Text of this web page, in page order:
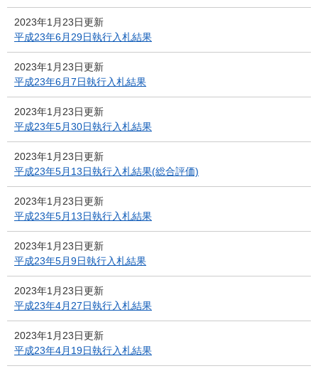
2023年1月23日更新
平成23年6月29日執行入札結果
2023年1月23日更新
平成23年6月7日執行入札結果
2023年1月23日更新
平成23年5月30日執行入札結果
2023年1月23日更新
平成23年5月13日執行入札結果(総合評価)
2023年1月23日更新
平成23年5月13日執行入札結果
2023年1月23日更新
平成23年5月9日執行入札結果
2023年1月23日更新
平成23年4月27日執行入札結果
2023年1月23日更新
平成23年4月19日執行入札結果